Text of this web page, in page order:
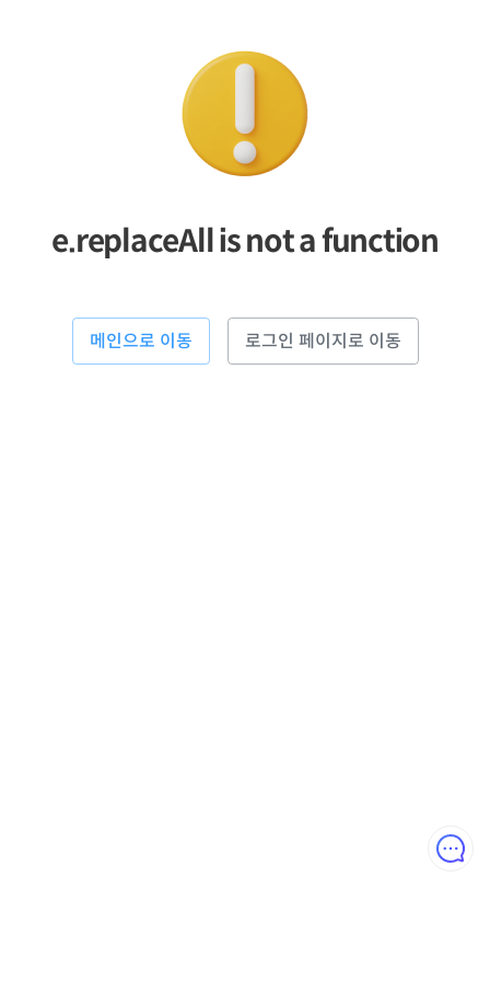
e.replaceAll is not a function
메인으로 이동 로그인 페이지로 이동